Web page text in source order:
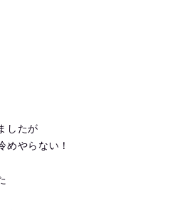
したが
めやらない！